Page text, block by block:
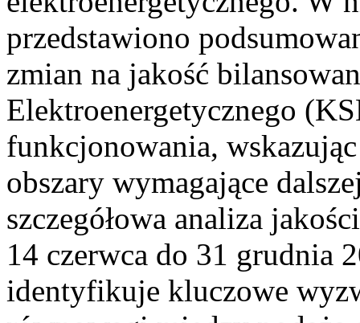
przedstawiono
zmian na jakość
Elektroenergetycznego
funkcjonowania,
obszary wymagające
szczegółowa analiza
14 czerwca do 31 grudnia
identyfikuje kluczowe